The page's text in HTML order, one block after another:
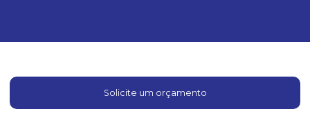
Solicite um orçamento